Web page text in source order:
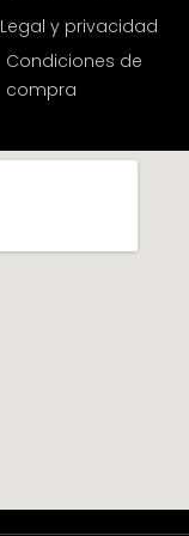
Legal y privacidad
Condiciones de
compra